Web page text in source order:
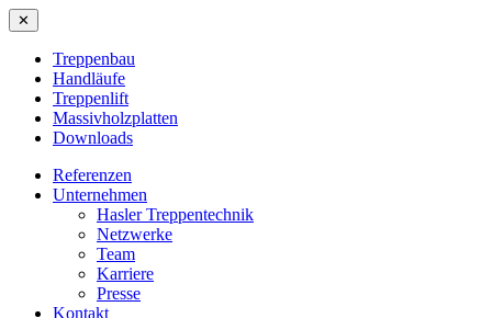
✕
Treppenbau
Handläufe
Treppenlift
Massivholzplatten
Downloads
Referenzen
Unternehmen
Hasler Treppentechnik
Netzwerke
Team
Karriere
Presse
Kontakt